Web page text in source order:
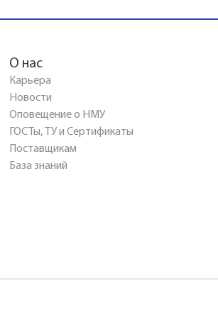
О нас
Карьера
Новости
Оповещение о НМУ
ГОСТы, ТУ и Сертификаты
Поставщикам
База знаний